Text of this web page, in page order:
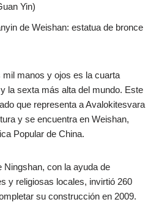
Yin)
de Weishan: estatua de bronce
manos y ojos es la cuarta
la sexta más alta del mundo. Este
que representa a Avalokitesvara
y se encuentra en Weishan,
Popular de China.
Ningshan, con la ayuda de
y religiosas locales, invirtió 260
su construcción en 2009.